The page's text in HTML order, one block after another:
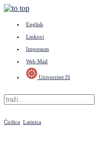
English
Linkovi
Impresum
Web Mail
Univerzitet IS
Ćirilica Latinica